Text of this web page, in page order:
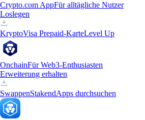
Crypto.com AppFür alltägliche Nutzer
Loslegen
KryptoVisa Prepaid-KarteLevel Up
OnchainFür Web3-Enthusiasten
Erweiterung erhalten
SwappenStakendApps durchsuchen